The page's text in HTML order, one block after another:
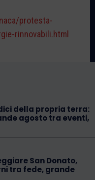
protesta-
rinnovabili.html
della propria terra:
agosto tra eventi,
San Donato,
tra fede, grande